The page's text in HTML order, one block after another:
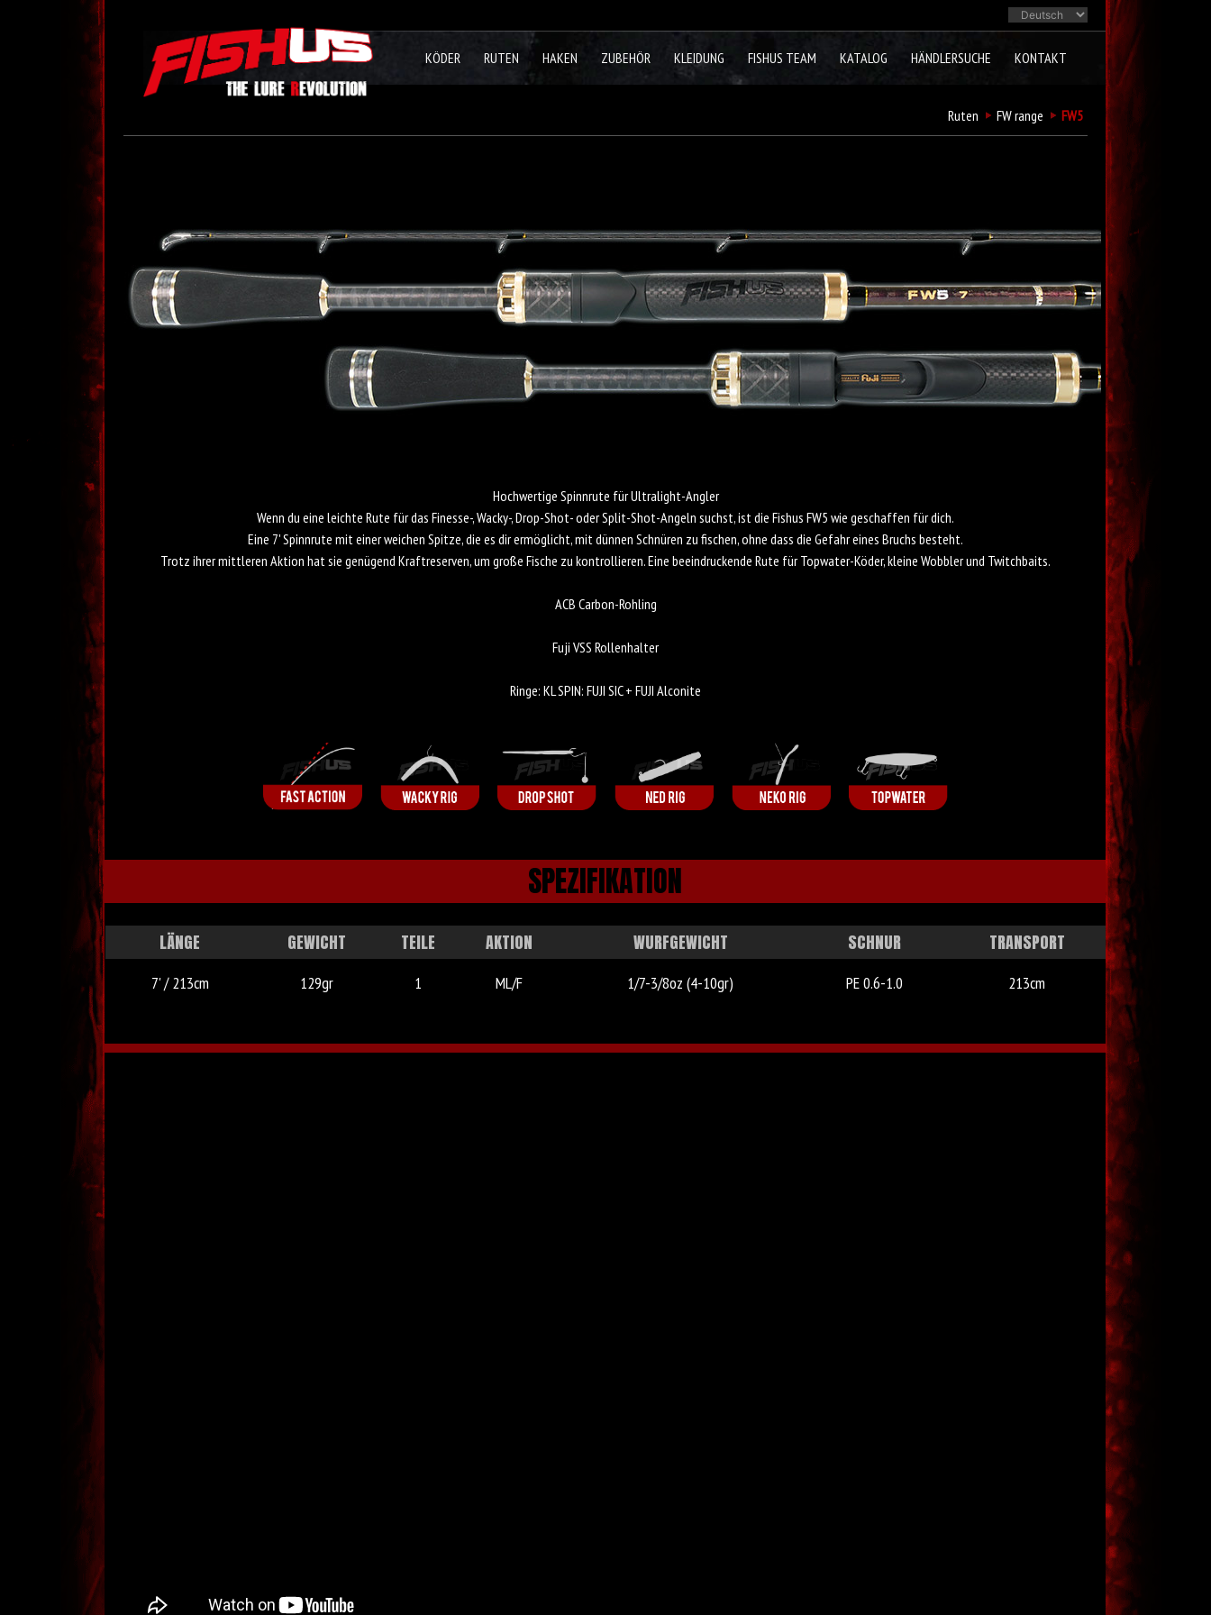
KÖDER RUTEN HAKEN ZUBEHÖR KLEIDUNG FISHUS TEAM KATALOG HÄNDLERSUCHE KONTAKT
Ruten FW range FW5
Fishus FW5
Hochwertige Spinnrute für Ultralight-Angler
Wenn du eine leichte Rute für das Finesse-, Wacky-, Drop-Shot- oder Split-Shot-Angeln suchst, ist die Fishus FW5 wie geschaffen für dich.
Eine 7' Spinnrute mit einer weichen Spitze, die es dir ermöglicht, mit dünnen Schnüren zu fischen, ohne dass die Gefahr eines Bruchs besteht.
Trotz ihrer mittleren Aktion hat sie genügend Kraftreserven, um große Fische zu kontrollieren. Eine beeindruckende Rute für Topwater-Köder, kleine Wobbler und Twitchbaits.
ACB Carbon-Rohling
Fuji VSS Rollenhalter
Ringe: KL SPIN: FUJI SIC + FUJI Alconite
SPEZIFIKATION
LÄNGE GEWICHT TEILE AKTION WURFGEWICHT SCHNUR TRANSPORT
7' / 213cm 129gr 1 ML/F 1/7-3/8oz (4-10gr) PE 0.6-1.0 213cm